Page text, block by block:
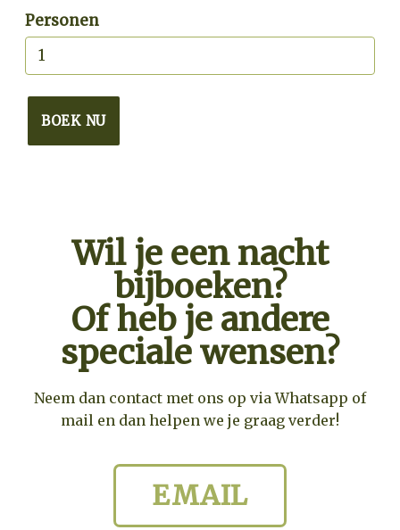
Personen
BOEK NU
Wil je een nacht
bijboeken?
Of heb je andere
speciale wensen?
Neem dan contact met ons op via Whatsapp of
mail en dan helpen we je graag verder!
EMAIL